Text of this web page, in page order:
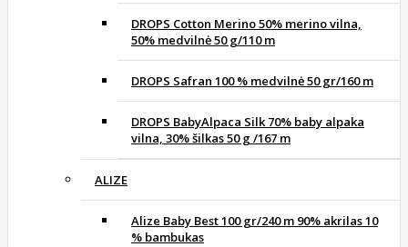
DROPS Cotton Merino 50% merino vilna,
50% medvilnė 50 g/110 m
DROPS Safran 100 % medvilnė 50 gr/160 m
DROPS BabyAlpaca Silk 70% baby alpaka
vilna, 30% šilkas 50 g /167 m
ALIZE
Alize Baby Best 100 gr/240 m 90% akrilas 10
% bambukas